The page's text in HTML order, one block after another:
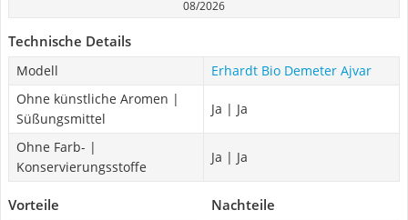
08/2026
Technische Details
Modell
Erhardt Bio Demeter Ajvar
Ohne künstliche Aromen |
Süßungsmittel
Ja | Ja
Ohne Farb- |
Konservierungsstoffe
Ja | Ja
Vorteile Nachteile